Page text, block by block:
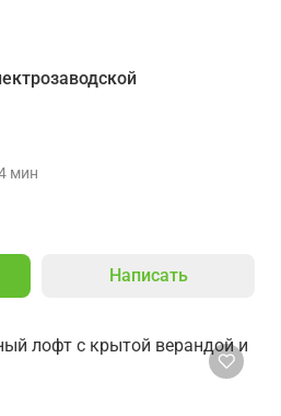
мин
Написать